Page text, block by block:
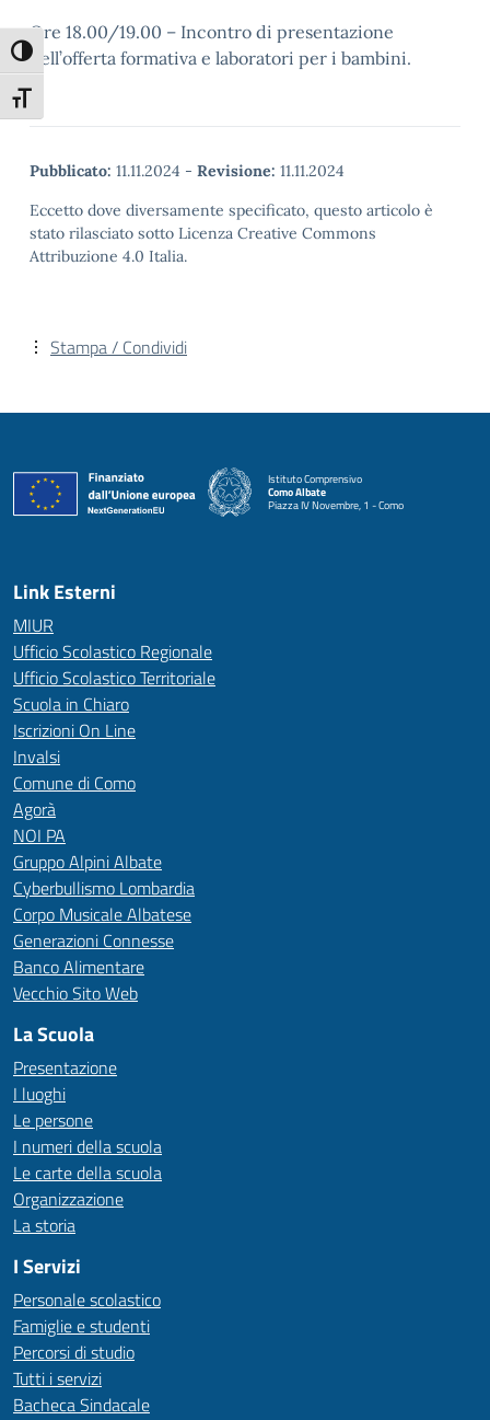
Attiva/disattiva alto contrasto
Attiva/disattiva dimensione testo
Ore 18.00/19.00 – Incontro di presentazione
dell’offerta formativa e laboratori per i bambini.
Pubblicato: 11.11.2024 - Revisione: 11.11.2024
Eccetto dove diversamente specificato, questo articolo è
stato rilasciato sotto Licenza Creative Commons
Attribuzione 4.0 Italia.
Stampa / Condividi
Istituto Comprensivo
Como Albate
Piazza IV Novembre, 1 - Como
— Visita la pagina iniziale della scuola
Link Esterni
MIUR
Ufficio Scolastico Regionale
Ufficio Scolastico Territoriale
Scuola in Chiaro
Iscrizioni On Line
Invalsi
Comune di Como
Agorà
NOI PA
Gruppo Alpini Albate
Cyberbullismo Lombardia
Corpo Musicale Albatese
Generazioni Connesse
Banco Alimentare
Vecchio Sito Web
La Scuola
Presentazione
I luoghi
Le persone
I numeri della scuola
Le carte della scuola
Organizzazione
La storia
I Servizi
Personale scolastico
Famiglie e studenti
Percorsi di studio
Tutti i servizi
Bacheca Sindacale